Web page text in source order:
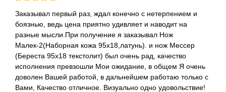
Заказывал первый раз, ждал конечно с нетерпением и
боязнью, ведь цена приятно удивляет и наводит на
разные мысли.При получение я заказывал Нож
Малек-2(Наборная кожа 95х18,латунь). и нож Мессер
(Береста 95х18 текстолит) был очень рад, качество
исполнения превзошли Мои ожидание, в общем Я очень
доволен Вашей работой, в дальнейшем работаю только с
Вами, Качество отличное. Визуально одно удовольствие!